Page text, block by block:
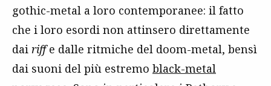
gothic-metal a loro contemporanee: il fatto
che i loro esordi non attinsero direttamente
dai riffe dalle ritmiche del doom-metal, bensì
dai suoni del più estremo black-metal